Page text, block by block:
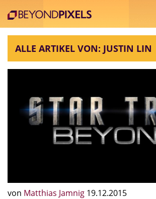
ALLE ARTIKEL VON: JUSTIN LIN
von Matthias Jamnig 19.12.2015